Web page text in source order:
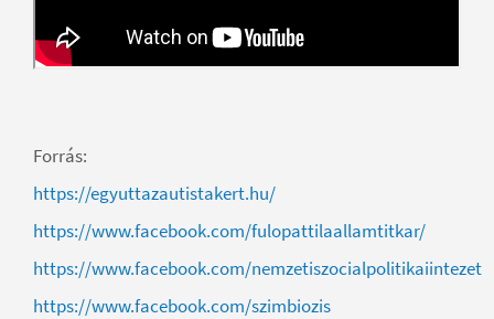
Forrás:
https://egyuttazautistakert.hu/
https://www.facebook.com/fulopattilaallamtitkar/
https://www.facebook.com/nemzetiszocialpolitikaiintezet
https://www.facebook.com/szimbiozis